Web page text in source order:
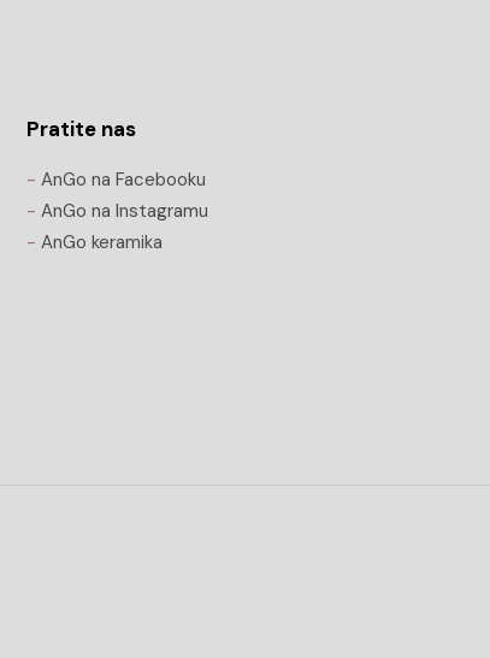
Pratite nas
- AnGo na Facebooku
- AnGo na Instagramu
- AnGo keramika